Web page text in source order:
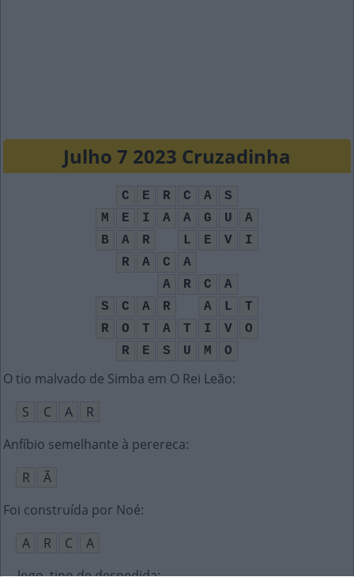
Julho 7 2023 Cruzadinha
C E R C A
S
M
E I A A G U
A
B
A R L E V
I
R
A C
A
A
R C
A
S
C A R A L
T
R
O T A T I V
O
R
E S U M O
O tio malvado de Simba em O Rei Leão:
S
C A
R
Anfíbio semelhante à perereca:
R
Ã
Foi construída por Noé:
A
R C
A